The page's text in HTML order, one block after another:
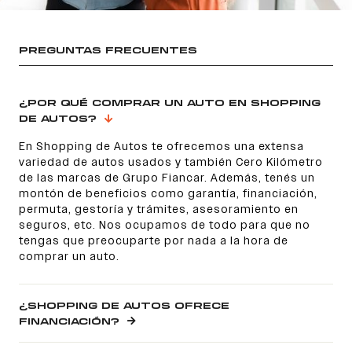
PREGUNTAS FRECUENTES
¿POR QUÉ COMPRAR UN AUTO EN SHOPPING
DE AUTOS?
En Shopping de Autos te ofrecemos una extensa
variedad de autos usados y también Cero Kilómetro
de las marcas de Grupo Fiancar. Además, tenés un
montón de beneficios como garantía, financiación,
permuta, gestoría y trámites, asesoramiento en
seguros, etc. Nos ocupamos de todo para que no
tengas que preocuparte por nada a la hora de
comprar un auto.
¿SHOPPING DE AUTOS OFRECE
FINANCIACIÓN?